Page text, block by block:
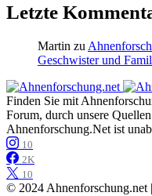
Letzte
Martin zu
Geschwister und
Finden Sie mit
Forum, durch unsere
Ahnenforschung.Net ist
10
2K
10
© 2024 Ahnenforschung.net |